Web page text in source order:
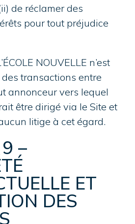
de réclamer des
pour tout préjudice
NOUVELLE n’est
transactions entre
annonceur vers lequel
être dirigé via le Site et
litige à cet égard.
–
ET
DES